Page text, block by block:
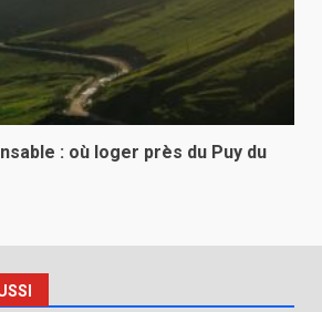
: où loger près du Puy du